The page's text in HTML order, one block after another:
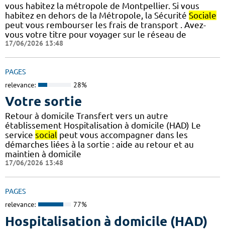
vous habitez la métropole de Montpellier. Si vous
habitez en dehors de la Métropole, la Sécurité Sociale
peut vous rembourser les frais de transport . Avez-
vous votre titre pour voyager sur le réseau de
17/06/2026 13:48
PAGES
relevance: 28%
Votre sortie
Retour à domicile Transfert vers un autre
établissement Hospitalisation à domicile (HAD) Le
service social peut vous accompagner dans les
démarches liées à la sortie : aide au retour et au
maintien à domicile
17/06/2026 13:48
PAGES
relevance: 77%
Hospitalisation à domicile (HAD)